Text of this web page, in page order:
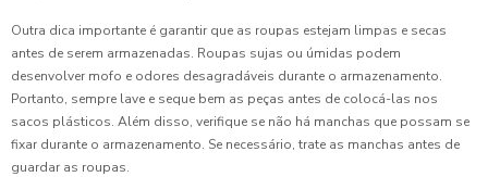
Outra dica importante é garantir que as roupas estejam limpas e secas
antes de serem armazenadas. Roupas sujas ou úmidas podem
desenvolver mofo e odores desagradáveis durante o armazenamento.
Portanto, sempre lave e seque bem as peças antes de colocá-las nos
sacos plásticos. Além disso, verifique se não há manchas que possam se
fixar durante o armazenamento. Se necessário, trate as manchas antes de
guardar as roupas.